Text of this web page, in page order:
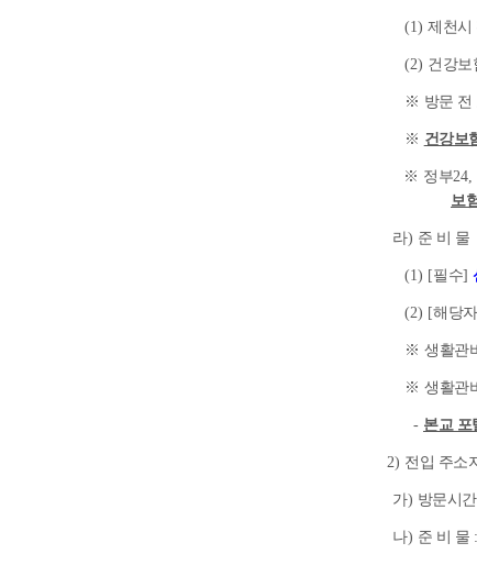
(1) 제천시
(2) 건강보
※ 방문 전
※ 건강보
※ 정부24,
보
라) 준 비 물
(1) [필수]
(2) [해당
※ 생활관
※ 생활관
- 본교 포
2) 전입 주소
가) 방문시간
나) 준 비 물 :